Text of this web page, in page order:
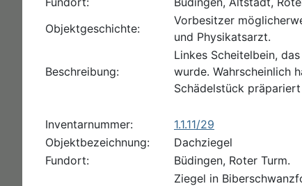
Objektgeschichte:
Vorbesitzer
und Physikatsarzt.
Beschreibung:
Linkes Scheitelbein,
wurde. Wahrscheinlich
Schädelstück
Inventarnummer:
1.1.11/29
Objektbezeichnung:
Dachziegel
Fundort:
Büdingen, Roter Turm.
Ziegel in